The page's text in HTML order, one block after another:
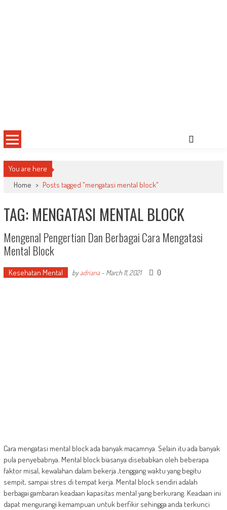
You are here
Home > Posts tagged "mengatasi mental block"
TAG: MENGATASI MENTAL BLOCK
Mengenal Pengertian Dan Berbagai Cara Mengatasi
Mental Block
Kesehatan Mental byadriana- March 11, 2021 0
Cara mengatasi mental block ada banyak macamnya. Selain itu ada banyak
pula penyebabnya. Mental block biasanya disebabkan oleh beberapa
faktor misal, kewalahan dalam bekerja ,tenggang waktu yang begitu
sempit, sampai stres di tempat kerja. Mental block sendiri adalah
berbagai gambaran keadaan kapasitas mental yang berkurang. Keadaan ini
dapat mengurangi kemampuan untuk berfikir sehingga anda terkunci